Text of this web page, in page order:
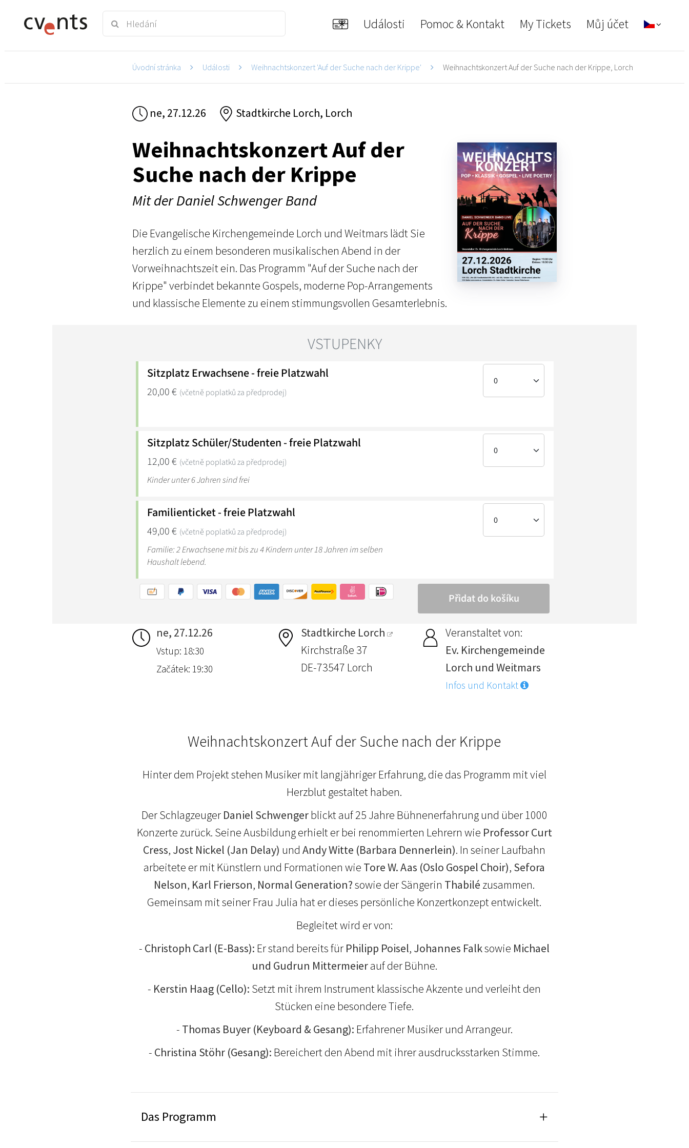
Události Pomoc & Kontakt My Tickets Můj účet
Úvodní stránka Události Weihnachtskonzert 'Auf der Suche nach der Krippe' Weihnachtskonzert Auf der Suche nach der Krippe, Lorch
ne, 27.12.26 Stadtkirche Lorch, Lorch
Weihnachtskonzert Auf der
Suche nach der Krippe
Mit der Daniel Schwenger Band
Die Evangelische Kirchengemeinde Lorch und Weitmars lädt Sie
herzlich zu einem besonderen musikalischen Abend in der
Vorweihnachtszeit ein. Das Programm "Auf der Suche nach der
Krippe" verbindet bekannte Gospels, moderne Pop-Arrangements
und klassische Elemente zu einem stimmungsvollen Gesamterlebnis.
ne, 27.12.26
Vstup: 18:30
Začátek: 19:30
Stadtkirche Lorch
Kirchstraße 37
DE-73547 Lorch
Veranstaltet von:
Ev. Kirchengemeinde
Lorch und Weitmars
Infos und Kontakt
Weihnachtskonzert Auf der Suche nach der Krippe
Hinter dem Projekt stehen Musiker mit langjähriger Erfahrung, die das Programm mit viel
Herzblut gestaltet haben.
Der Schlagzeuger Daniel Schwengerblickt auf 25 Jahre Bühnenerfahrung und über 1000
Konzerte zurück. Seine Ausbildung erhielt er bei renommierten Lehrern wie Professor Curt
Cress, Jost Nickel (Jan Delay) undAndy Witte (Barbara Dennerlein). In seiner Laufbahn
arbeitete er mit Künstlern und Formationen wie Tore W. Aas (Oslo Gospel Choir), Sefora
Nelson, Karl Frierson, Normal Generation?sowie der Sängerin Thabilé zusammen.
Gemeinsam mit seiner Frau Julia hat er dieses persönliche Konzertkonzept entwickelt.
Begleitet wird er von:
- Christoph Carl (E-Bass): Er stand bereits für Philipp Poisel, Johannes Falksowie Michael
und Gudrun Mittermeierauf der Bühne.
- Kerstin Haag (Cello): Setzt mit ihrem Instrument klassische Akzente und verleiht den
Stücken eine besondere Tiefe.
- Thomas Buyer (Keyboard & Gesang): Erfahrener Musiker und Arrangeur.
- Christina Stöhr (Gesang): Bereichert den Abend mit ihrer ausdrucksstarken Stimme.
Das Programm